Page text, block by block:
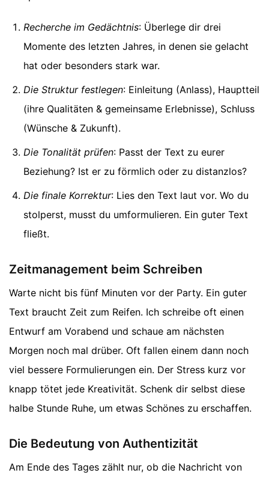
Recherche im Gedächtnis: Überlege dir drei
Momente des letzten Jahres, in denen sie gelacht
hat oder besonders stark war.
Die Struktur festlegen: Einleitung (Anlass), Hauptteil
(ihre Qualitäten & gemeinsame Erlebnisse), Schluss
(Wünsche & Zukunft).
Die Tonalität prüfen: Passt der Text zu eurer
Beziehung? Ist er zu förmlich oder zu distanzlos?
Die finale Korrektur: Lies den Text laut vor. Wo du
stolperst, musst du umformulieren. Ein guter Text
fließt.
Zeitmanagement beim Schreiben
Warte nicht bis fünf Minuten vor der Party. Ein guter
Text braucht Zeit zum Reifen. Ich schreibe oft einen
Entwurf am Vorabend und schaue am nächsten
Morgen noch mal drüber. Oft fallen einem dann noch
viel bessere Formulierungen ein. Der Stress kurz vor
knapp tötet jede Kreativität. Schenk dir selbst diese
halbe Stunde Ruhe, um etwas Schönes zu erschaffen.
Die Bedeutung von Authentizität
Am Ende des Tages zählt nur, ob die Nachricht von